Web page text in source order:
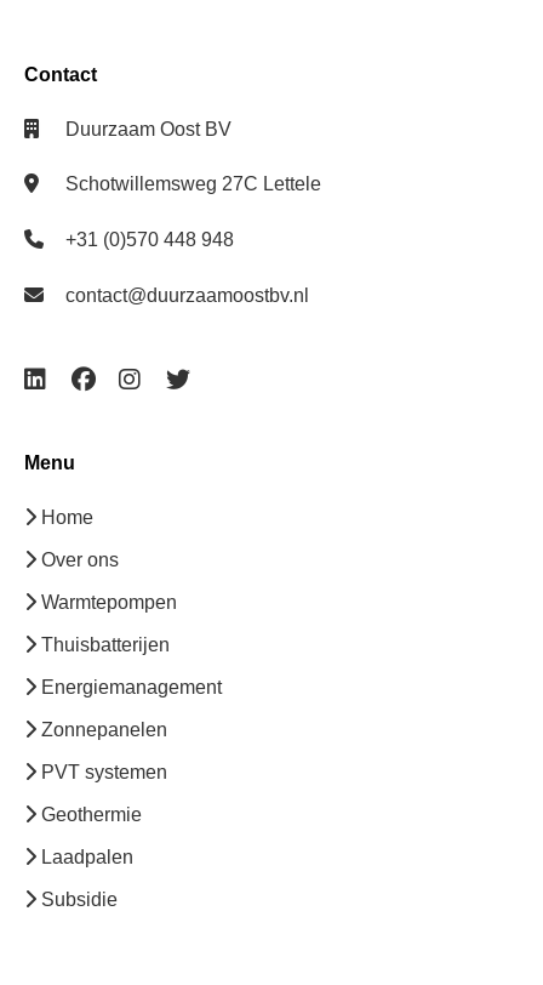
Contact
Duurzaam Oost BV
Schotwillemsweg 27C Lettele
+31 (0)570 448 948
contact@duurzaamoostbv.nl
Menu
Home
Over ons
Warmtepompen
Thuisbatterijen
Energiemanagement
Zonnepanelen
PVT systemen
Geothermie
Laadpalen
Subsidie